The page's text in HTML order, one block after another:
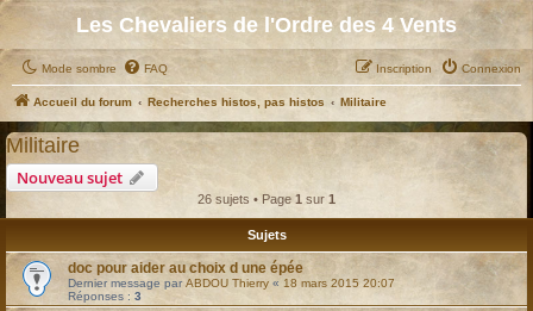
Les Chevaliers de l'Ordre des 4 Vents
Mode sombre FAQ Connexion
Inscription
Accueil du forum Recherches histos, pas histos Militaire
Militaire
Nouveau sujet
26 sujets • Page 1 sur 1
Sujets
doc pour aider au choix d une épée
Dernier message parABDOU Thierry « 18 mars 2015 20:07
Réponses : 3